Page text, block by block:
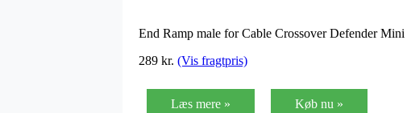
End Ramp male for Cable Crossover Defender Mini
289 kr. (Vis fragtpris)
Læs mere » Køb nu »